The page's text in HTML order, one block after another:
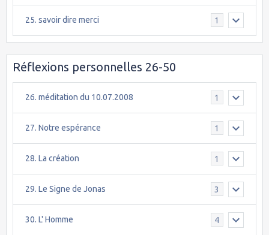
25. savoir dire merci 1
Réflexions personnelles 26-50
26. méditation du 10.07.2008 1
27. Notre espérance 1
28. La création 1
29. Le Signe de Jonas 3
30. L' Homme 4